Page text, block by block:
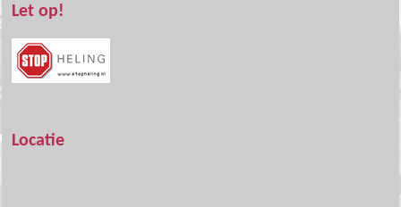
Let op!
Locatie